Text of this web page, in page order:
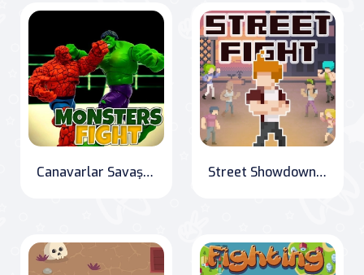
Canavarlar Savaşı: Arenada Buluşma! Street Showdown: The Ultimate Fighter